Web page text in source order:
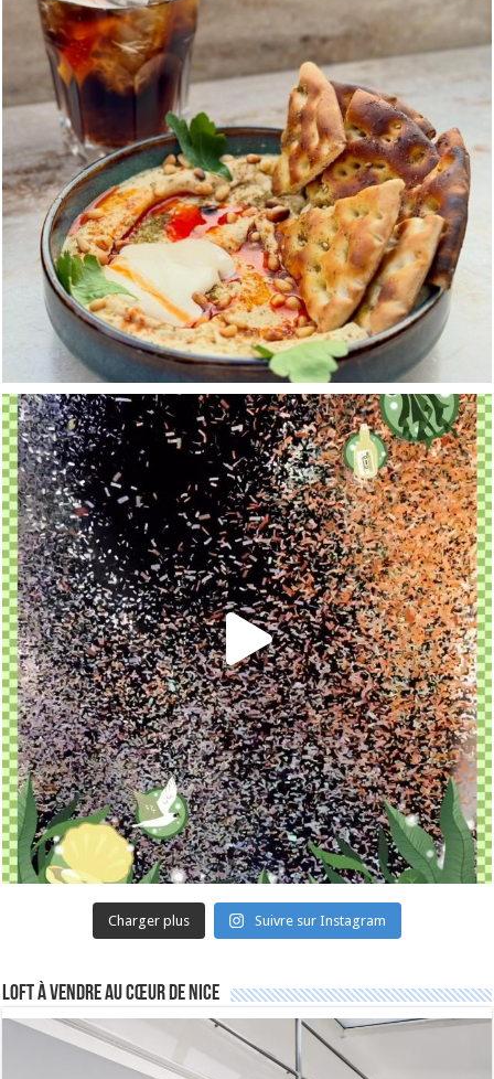
Charger plus Suivre sur Instagram
Loft à vendre au cœur de Nice